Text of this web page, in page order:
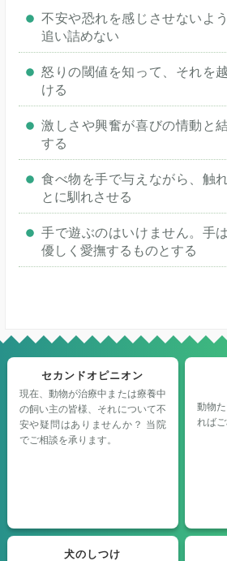
不安や恐れを感じさせないよ
追い詰めない
怒りの閾値を知って、それを
ける
激しさや興奮が喜びの情動と
する
食べ物を手で与えながら、触
とに馴れさせる
手で遊ぶのはいけません。手
優しく愛撫するものとする
セカンドオピニオン
現在、動物が治療中または療養中
の飼い主の皆様、それについて不
安や疑問はありませんか？ 当院
でご相談を承ります。
動物
ればご
犬のしつけ